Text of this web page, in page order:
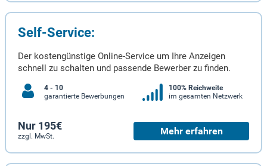
Self-Service:
Der kostengünstige Online-Service um Ihre Anzeigen
schnell zu schalten und passende Bewerber zu finden.
4 - 10
garantierte Bewerbungen
100% Reichweite
im gesamten Netzwerk
Nur 195€
zzgl. MwSt. Mehr erfahren